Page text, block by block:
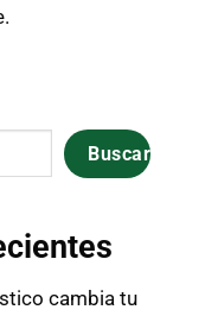
Buscar
cambia tu